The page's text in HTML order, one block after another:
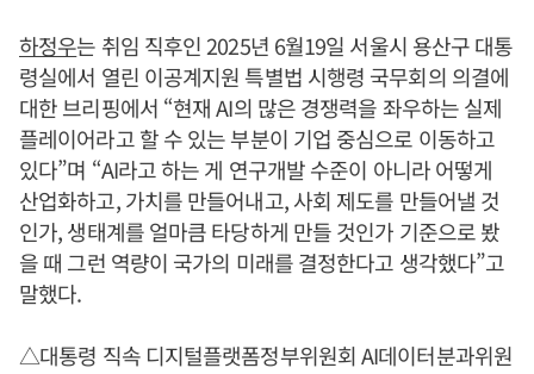
하정우는 취임 직후인 2025년 6월19일 서울시 용산구 대통
령실에서 열린 이공계지원 특별법 시행령 국무회의 의결에
대한 브리핑에서 “현재 AI의 많은 경쟁력을 좌우하는 실제
플레이어라고 할 수 있는 부분이 기업 중심으로 이동하고
있다”며 “AI라고 하는 게 연구개발 수준이 아니라 어떻게
산업화하고, 가치를 만들어내고, 사회 제도를 만들어낼 것
인가, 생태계를 얼마큼 타당하게 만들 것인가 기준으로 봤
을 때 그런 역량이 국가의 미래를 결정한다고 생각했다”고
말했다.
△대통령 직속 디지털플랫폼정부위원회 AI데이터분과위원